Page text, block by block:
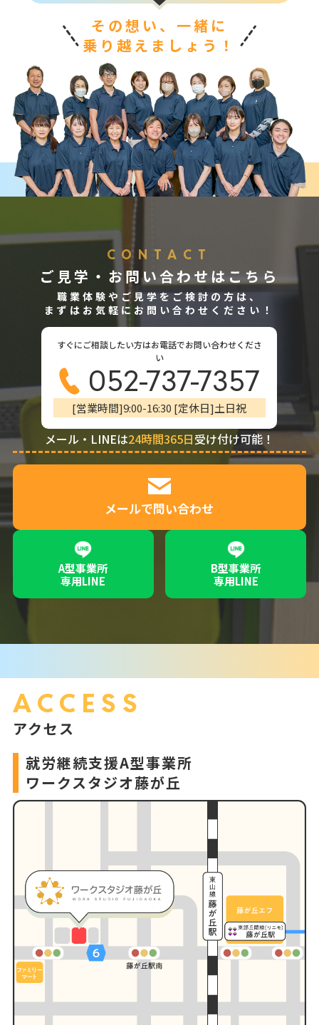
その想い、一緒に
乗り越えましょう！
CONTACT
ご見学・お問い合わせはこちら
職業体験やご見学をご検討の方は、
まずはお気軽にお問い合わせください！
すぐにご相談したい方はお電話でお問い合わせくださ
い
052-737-7357
[営業時間]9:00-16:30 [定休日]土日祝
メール・LINEは24時間365日受け付け可能！
メールで問い合わせ
A型事業所
専用LINE
B型事業所
専用LINE
ACCESS
アクセス
就労継続支援A型事業所
ワークスタジオ藤が丘